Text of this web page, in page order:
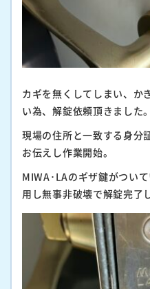
カギを無くしてしまい、か
い為、解錠依頼頂きました。
現場の住所と一致する身分
お伝えし作業開始。
MIWA･LAのギザ鍵がつい
用し無事非破壊で解錠完了